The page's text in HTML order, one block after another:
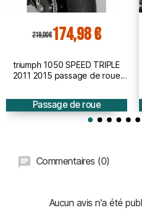
219,00 €174,98 €
triumph 1050 SPEED TRIPLE
2011 2015 passage de roue
Passage de roue
Commentaires (0)
Aucun avis n'a été